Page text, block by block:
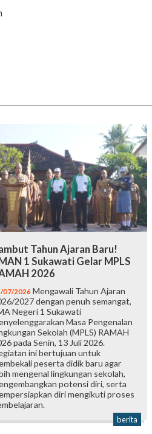
Tahun Ajaran Baru!
1 Sukawati Gelar MPLS
2026
07/2026 Mengawali Tahun Ajaran
2027 dengan penuh semangat,
Negeri 1 Sukawati
Masa Pengenalan
Sekolah (MPLS) RAMAH
pada Senin, 13 Juli 2026.
ini bertujuan untuk
peserta didik baru agar
mengenal lingkungan sekolah,
potensi diri, serta
diri mengikuti proses
berita